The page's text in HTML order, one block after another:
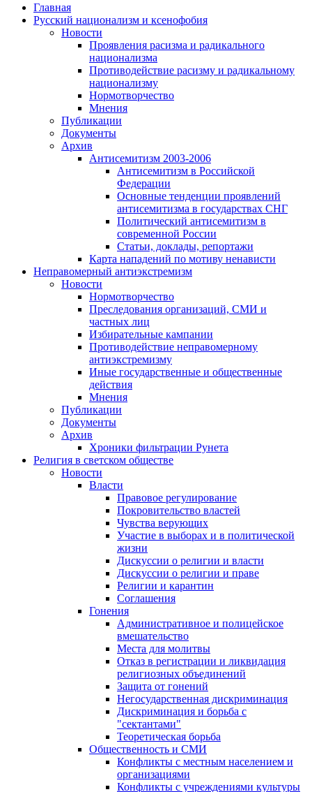
Главная
Русский национализм и ксенофобия
Новости
Проявления расизма и радикального
национализма
Противодействие расизму и радикальному
национализму
Нормотворчество
Мнения
Публикации
Документы
Архив
Антисемитизм 2003-2006
Антисемитизм в Российской
Федерации
Основные тенденции проявлений
антисемитизма в государствах СНГ
Политический антисемитизм в
современной России
Статьи, доклады, репортажи
Карта нападений по мотиву ненависти
Неправомерный антиэкстремизм
Новости
Нормотворчество
Преследования организаций, СМИ и
частных лиц
Избирательные кампании
Противодействие неправомерному
антиэкстремизму
Иные государственные и общественные
действия
Мнения
Публикации
Документы
Архив
Хроники фильтрации Рунета
Религия в светском обществе
Новости
Власти
Правовое регулирование
Покровительство властей
Чувства верующих
Участие в выборах и в политической
жизни
Дискуссии о религии и власти
Дискуссии о религии и праве
Религии и карантин
Соглашения
Гонения
Административное и полицейское
вмешательство
Места для молитвы
Отказ в регистрации и ликвидация
религиозных объединений
Защита от гонений
Негосударственная дискриминация
Дискриминация и борьба с
"сектантами"
Теоретическая борьба
Общественность и СМИ
Конфликты с местным населением и
организациями
Конфликты с учреждениями культуры